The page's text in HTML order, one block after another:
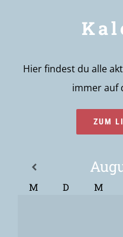
Hier findest du alle
immer auf
ZUM
M D M